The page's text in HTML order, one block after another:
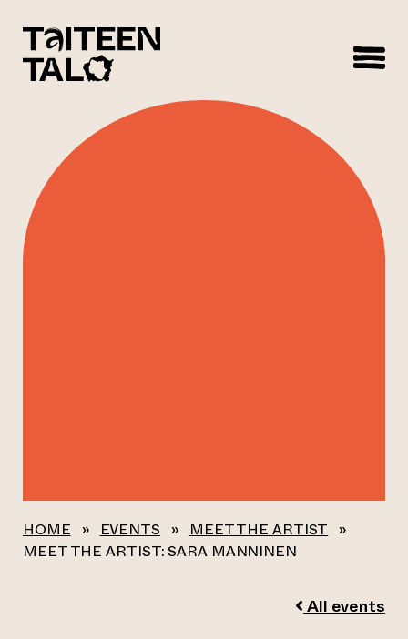
HOME » EVENTS » MEET THE ARTIST »
MEET THE ARTIST: SARA MANNINEN
All events